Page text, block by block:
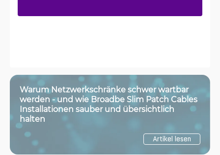
Warum Netzwerkschränke schwer wartbar
werden - und wie Broadbe Slim Patch Cables
Installationen sauber und übersichtlich
halten
Artikel lesen